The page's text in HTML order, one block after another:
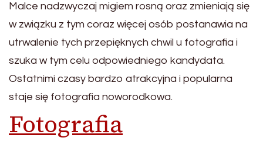
Malce nadzwyczaj migiem rosną oraz zmieniają się
w związku z tym coraz więcej osób postanawia na
utrwalenie tych przepięknych chwil u fotografia i
szuka w tym celu odpowiedniego kandydata.
Ostatnimi czasy bardzo atrakcyjna i popularna
staje się fotografia noworodkowa.
Fotografia